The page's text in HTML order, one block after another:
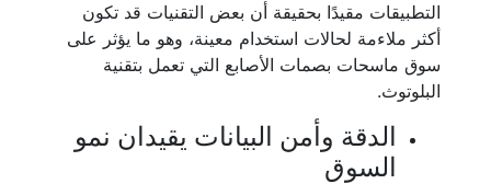
التطبيقات مقيدًا بحقيقة أن بعض التقنيات قد تكون
أكثر ملاءمة لحالات استخدام معينة، وهو ما يؤثر على
سوق ماسحات بصمات الأصابع التي تعمل بتقنية
البلوتوث.
الدقة وأمن البيانات يقيدان نمو
السوق